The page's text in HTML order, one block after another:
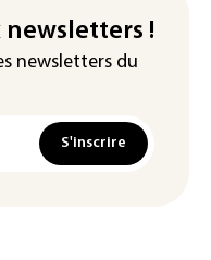
newsletters !
newsletters du
S'inscrire